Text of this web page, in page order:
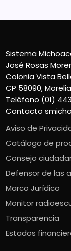
Sistema
José Rosas
Colonia Vista
CP 58090,
Teléfono (01)
Contacto
Aviso de
Catálogo de
Consejo
Defensor de las
Marco Jurídico
Monitor
Transparencia
Estados